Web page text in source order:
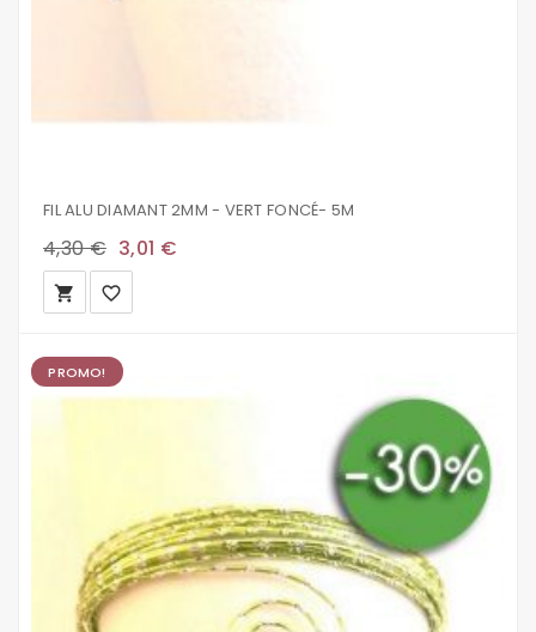
FIL ALU DIAMANT 2MM - VERT FONCÉ- 5M
4,30 € 3,01 €
local_grocery_store favorite_border
PROMO!